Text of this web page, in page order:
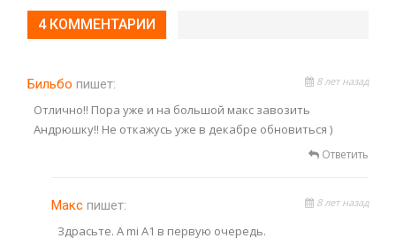
4 КОММЕНТАРИИ
Бильбо пишет: 8 лет назад
Отлично!! Пора уже и на большой макс завозить
Андрюшку!! Не откажусь уже в декабре обновиться )
Ответить
Макспишет: 8 лет назад
Здрасьте. А mi A1 в первую очередь.